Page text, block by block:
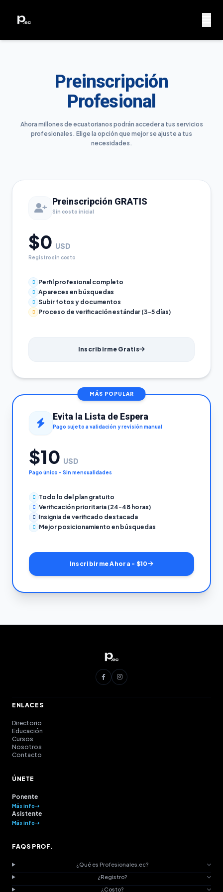
Preinscripción
Profesional
Ahora millones de ecuatorianos podrán acceder a tus servicios
profesionales. Elige la opción que mejor se ajuste a tus
necesidades.
Preinscripción GRATIS
Sin costo inicial
$0 USD
Registro sin costo
Perfil profesional completo
Apareces en búsquedas
Subir fotos y documentos
Proceso de verificación estándar (3-5 días)
Inscribirme Gratis
MÁS POPULAR
Evita la Lista de Espera
Pago sujeto a validación y revisión manual
$10 USD
Pago único - Sin mensualidades
Todo lo del plan gratuito
Verificación prioritaria (24-48 horas)
Insignia de verificado destacada
Mejor posicionamiento en búsquedas
Inscribirme Ahora - $10
ENLACES
Directorio
Educación
Cursos
Nosotros
Contacto
ÚNETE
Ponente
Más info
Asistente
Más info
FAQS PROF.
¿Qué es Profesionales.ec?
¿Registro?
¿Costo?